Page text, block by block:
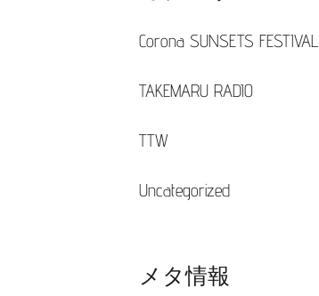
Corona SUNSETS FESTIVAL
TAKEMARU RADIO
TTW
Uncategorized
メタ情報